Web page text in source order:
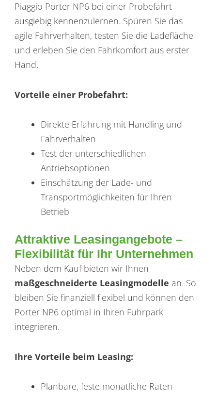
Piaggio Porter NP6 bei einer Probefahrt
ausgiebig kennenzulernen. Spüren Sie das
agile Fahrverhalten, testen Sie die Ladefläche
und erleben Sie den Fahrkomfort aus erster
Hand.
Vorteile einer Probefahrt:
Direkte Erfahrung mit Handling und
Fahrverhalten
Test der unterschiedlichen
Antriebsoptionen
Einschätzung der Lade- und
Transportmöglichkeiten für Ihren
Betrieb
Attraktive Leasingangebote –
Flexibilität für Ihr Unternehmen
Neben dem Kauf bieten wir Ihnen
maßgeschneiderte Leasingmodelle an. So
bleiben Sie finanziell flexibel und können den
Porter NP6 optimal in Ihren Fuhrpark
integrieren.
Ihre Vorteile beim Leasing:
Planbare, feste monatliche Raten